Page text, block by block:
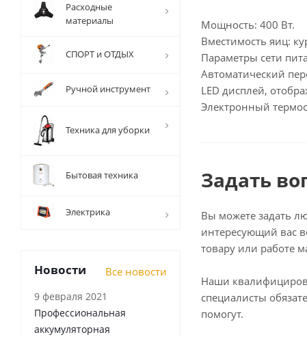
Мощность: 400 Вт.
Вместимость яиц:
Параметры сети
Автоматический
LED дисплей,
Электронный
Задать
Вы можете задать
интересующий вас
товару или работе
Наши
специалисты
помогут.
Расходные
материалы
СПОРТ и ОТДЫХ
Ручной инструмент
Техника для уборки
Бытовая техника
Электрика
Новости Все новости
9 февраля 2021
Профессиональная
аккумуляторная